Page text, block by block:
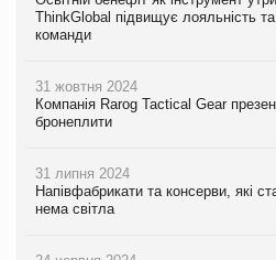
ThinkGlobal підвищує лояльність
команди
31 жовтня 2024
Компанія Rarog Tactical Gear
бронеплити
31 липня 2024
Напівфабрикати та консерви, які
нема світла